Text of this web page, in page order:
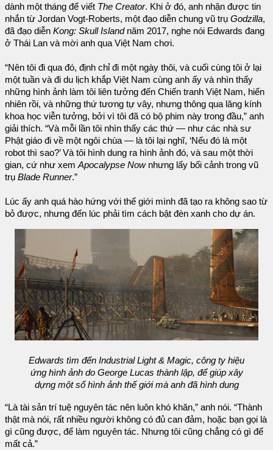
dành một tháng để viết The Creator. Khi ở đó, anh nhận được tin
nhắn từ Jordan Vogt-Roberts, một đạo diễn chung vũ trụ Godzilla,
đã đạo diễn Kong: Skull Islandnăm 2017, nghe nói Edwards đang
ở Thái Lan và mời anh qua Việt Nam chơi.
“Nên tôi đi qua đó, định chỉ đi một ngày thôi, và cuối cùng tôi ở lại
một tuần và đi du lịch khắp Việt Nam cùng anh ấy và nhìn thấy
những hình ảnh làm tôi liên tưởng đến Chiến tranh Việt Nam, hiển
nhiên rồi, và những thứ tương tự vây, nhưng thông qua lăng kính
khoa học viễn tưởng, bởi vì tôi đã có bộ phim này trong đầu,” anh
giải thích. “Và mỗi lần tôi nhìn thấy các thứ — như các nhà sư
Phật giáo đi về một ngôi chùa — là tôi lại nghĩ, ‘Nếu đó là một
robot thì sao?’ Và tôi hình dung ra hình ảnh đó, và sau một thời
gian, cứ như xem Apocalypse Nownhưng lấy bối cảnh trong vũ
trụ Blade Runner.”
Lúc ấy anh quá hào hứng với thế giới mình đã tạo ra không sao từ
bỏ được, nhưng đến lúc phải tìm cách bật đèn xanh cho dự án.
Edwards tìm đến Industrial Light & Magic, công ty hiệu
ứng hình ảnh do George Lucas thành lập, để giúp xây
dựng một số hình ảnh thế giới mà anh đã hình dung
“Là tài sản trí tuệ nguyên tác nên luôn khó khăn,” anh nói. “Thành
thật mà nói, rất nhiều người không có đủ can đảm, hoặc bạn gọi là
gì cũng được, để làm nguyên tác. Nhưng tôi cũng chẳng có gì để
mất cả.”